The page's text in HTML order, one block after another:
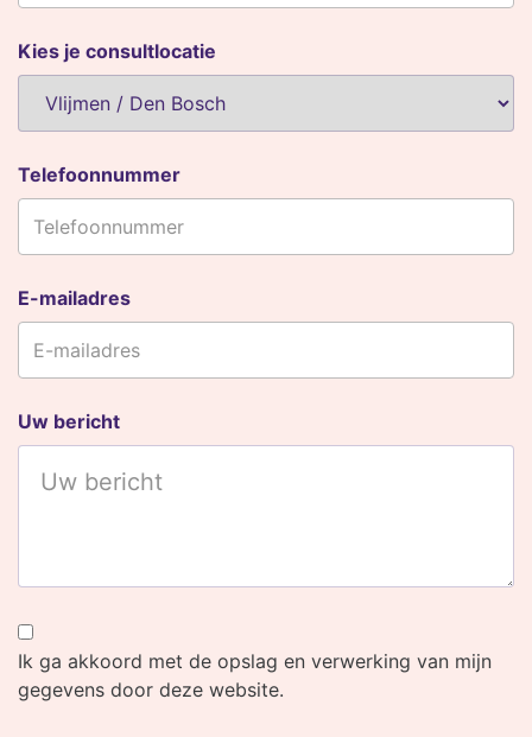
Kies je consultlocatie
Telefoonnummer
E-mailadres
Uw bericht
Ik ga akkoord met de opslag en verwerking van mijn
gegevens door deze website.